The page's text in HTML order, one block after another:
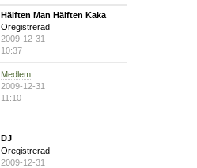
Hälften Man Hälften Kaka
Oregistrerad
2009-12-31
10:37
Medlem
2009-12-31
11:10
DJ
Oregistrerad
2009-12-31